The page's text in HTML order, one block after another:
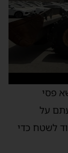
פסי
על
לשטח כדי